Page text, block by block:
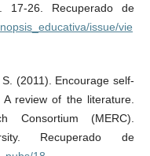
26. Recuperado de
issue/vie
(2011). Encourage self-
review of the literature.
Consortium (MERC).
Recuperado de